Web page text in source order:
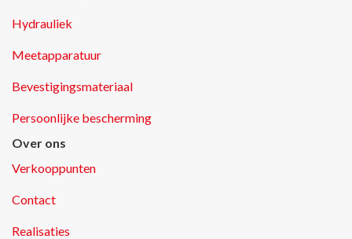
Hydrauliek
Meetapparatuur
Bevestigingsmateriaal
Persoonlijke bescherming
Over ons
Verkooppunten
Contact
Realisaties